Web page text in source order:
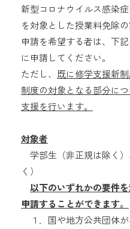
新型コロナウイルス感染
を対象とした授業料免除の
申請を希望する者は、下
に申請してください。
ただし、 既に修学支援新
制度の対象となる部分に
支援を行います。
対象者
学部生（非正規は除く
く）
以下のいずれかの要件
申請することができます。
１．国や地方公共団体